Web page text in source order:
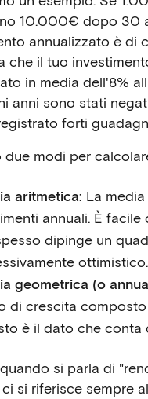
10.000€ dopo 30
annualizzato è di
che il tuo
in media dell'8%
anni sono stati
forti
due modi per
aritmetica: La
annuali. È facile
dipinge un
ottimistico.
geometrica (o
di crescita
è il dato che conta
si parla di
ci si riferisce sempre